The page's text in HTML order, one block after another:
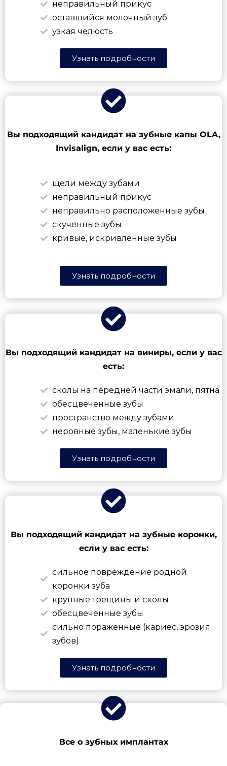
неправильный прикус
оставшийся молочный зуб
узкая челюсть
Узнать подробности
Вы подходящий кандидат на зубные капы OLA,
Invisalign, если у вас есть:
щели между зубами
неправильный прикус
неправильно расположенные зубы
скученные зубы
кривые, искривленные зубы
Узнать подробности
Вы подходящий кандидат на виниры, если у вас
есть:
сколы на передней части эмали, пятна
обесцвеченные зубы
пространство между зубами
неровные зубы, маленькие зубы
Узнать подробности
Вы подходящий кандидат на зубные коронки,
если у вас есть:
сильное повреждение родной
коронки зуба
крупные трещины и сколы
обесцвеченные зубы
сильно пораженные (кариес, эрозия
зубов)
Узнать подробности
Все о зубных имплантах